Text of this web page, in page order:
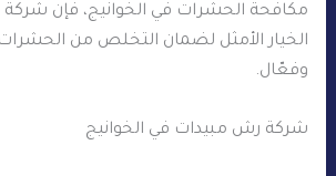
مكافحة الحشرات في الخوانيج، فإن
الخيار الأمثل لضمان التخلص من
وفعّال.
شركة رش مبيدات في الخوانيج